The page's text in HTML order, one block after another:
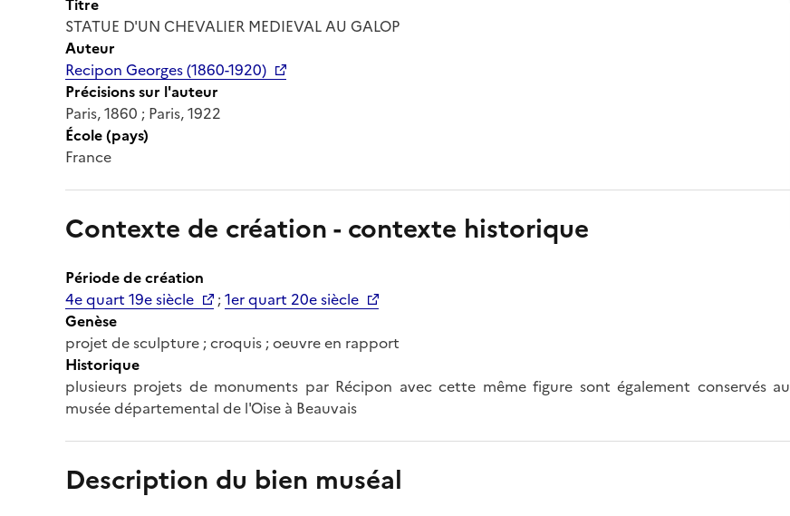
STATUE D'UN CHEVALIER MEDIEVAL AU GALOP
Auteur
Recipon Georges (1860-1920)
Précisions sur l'auteur
Paris, 1860 ; Paris, 1922
École (pays)
France
Contexte de création - contexte historique
Période de création
4e quart 19e siècle
;1er quart 20e siècle
Genèse
projet de sculpture ; croquis ; oeuvre en rapport
Historique
plusieurs projets de monuments par Récipon avec cette même figure sont également conservés au
musée départemental de l'Oise à Beauvais
Description du bien muséal